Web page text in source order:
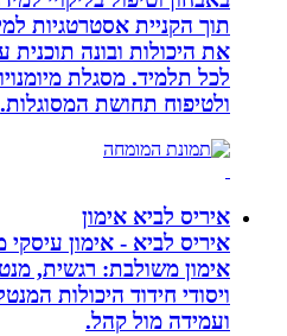
תוך הקניית אסטרטגיות
את היכולות ובונה תוכנית
לכל תלמיד. מסגלת מיומנויות
ולטיפוח תחושת המסוגלות.
איריס לביא אימון
איריס לביא - אימון עיסקי
אימון משולבת: רגשית, מנטלית
ויסודי חידוד היכולות
ועמידה מול קהל.